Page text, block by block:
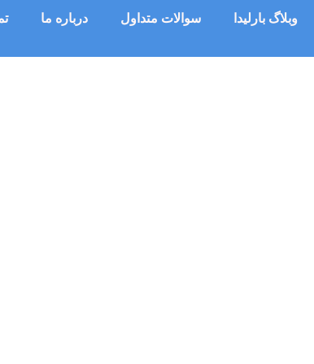
وبلاگ بارلیدا سوالات متداول درباره ما